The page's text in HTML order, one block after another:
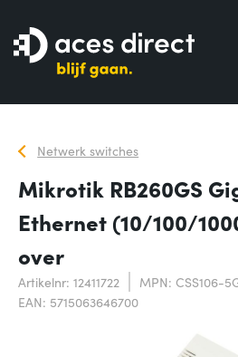
Netwerk switches
Mikrotik RB260GS
Ethernet (10/100/
over
Artikelnr: 12411722
MPN: CSS106-
EAN: 5715063646700